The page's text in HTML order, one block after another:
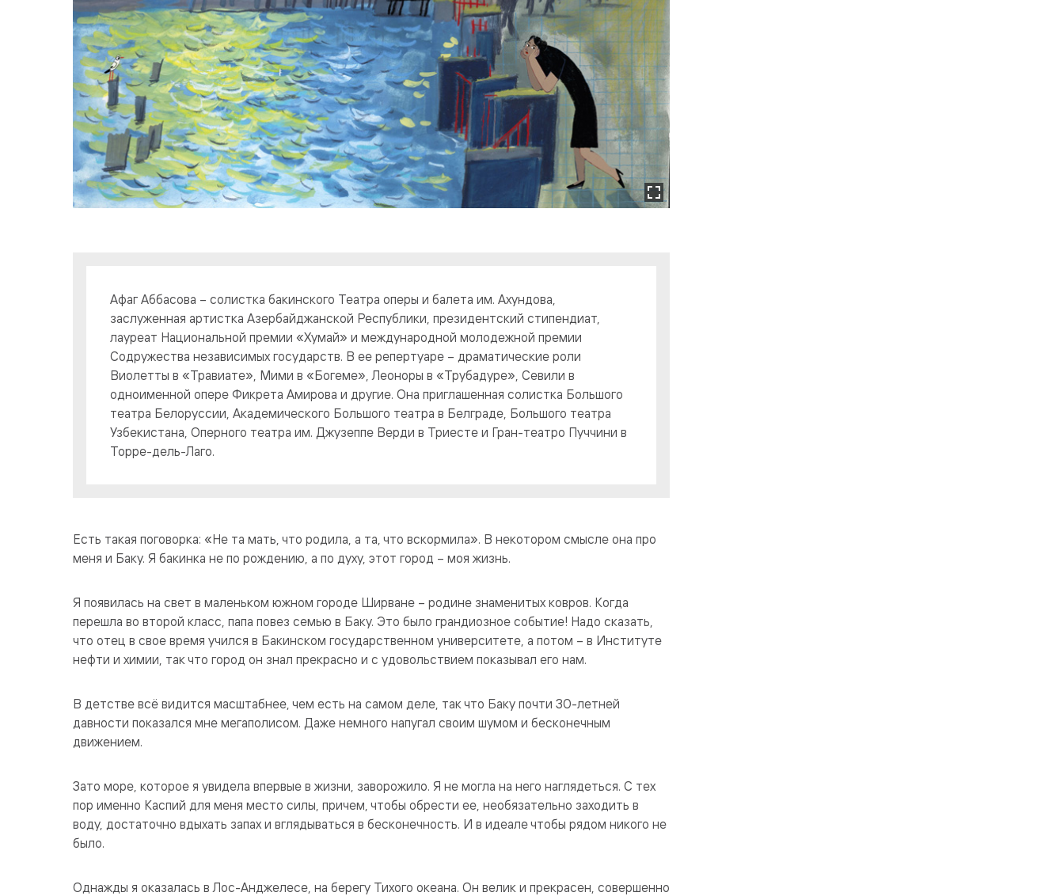
Афаг Аббасова – солистка бакинского Театра оперы и балета им. Ахундова,
заслуженная артистка Азербайджанской Республики, президентский стипендиат,
лауреат Национальной премии «Хумай» и международной молодежной премии
Содружества независимых государств. В ее репертуаре – драматические роли
Виолетты в «Травиате», Мими в «Богеме», Леоноры в «Трубадуре», Севили в
одноименной опере Фикрета Амирова и другие. Она приглашенная солистка Большого
театра Белоруссии, Академического Большого театра в Белграде, Большого театра
Узбекистана, Оперного театра им. Джузеппе Верди в Триесте и Гран-театро Пуччини в
Торре-дель-Лаго.
Есть такая поговорка: «Не та мать, что родила, а та, что вскормила». В некотором смысле она про
меня и Баку. Я бакинка не по рождению, а по духу, этот город – моя жизнь.
Я появилась на свет в маленьком южном городе Ширване – родине знаменитых ковров. Когда
перешла во второй класс, папа повез семью в Баку. Это было грандиозное событие! Надо сказать,
что отец в свое время учился в Бакинском государственном университете, а потом – в Институте
нефти и химии, так что город он знал прекрасно и с удовольствием показывал его нам.
В детстве всё видится масштабнее, чем есть на самом деле, так что Баку почти 30-летней
давности показался мне мегаполисом. Даже немного напугал своим шумом и бесконечным
движением.
Зато море, которое я увидела впервые в жизни, заворожило. Я не могла на него наглядеться. С тех
пор именно Каспий для меня место силы, причем, чтобы обрести ее, необязательно заходить в
воду, достаточно вдыхать запах и вглядываться в бесконечность. И в идеале чтобы рядом никого не
было.
Однажды я оказалась в Лос-Анджелесе, на берегу Тихого океана. Он велик и прекрасен, совершенно